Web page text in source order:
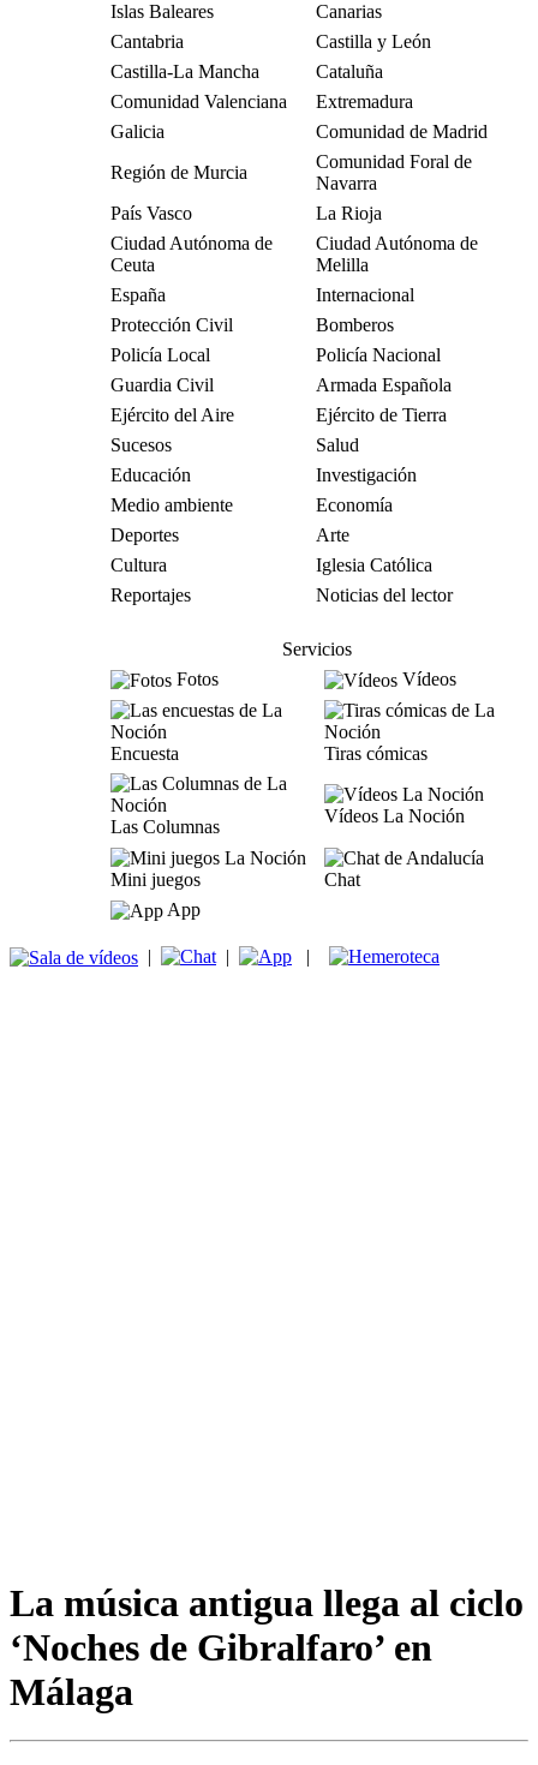
Islas Baleares
Canarias
Cantabria
Castilla y León
Castilla-La Mancha
Cataluña
Comunidad Valenciana
Extremadura
Galicia
Comunidad de Madrid
Región de Murcia
Comunidad Foral de
Navarra
País Vasco
La Rioja
Ciudad Autónoma de
Ceuta
Ciudad Autónoma de
Melilla
España
Internacional
Protección Civil
Bomberos
Policía Local
Policía Nacional
Guardia Civil
Armada Española
Ejército del Aire
Ejército de Tierra
Sucesos
Salud
Educación
Investigación
Medio ambiente
Economía
Deportes
Arte
Cultura
Iglesia Católica
Reportajes
Noticias del lector
Servicios
Fotos
Vídeos
Encuesta Tiras cómicas
Las Columnas
Vídeos La Noción
Mini juegos
Chat
App
| | |
La música antigua llega al ciclo
‘Noches de Gibralfaro’ en
Málaga